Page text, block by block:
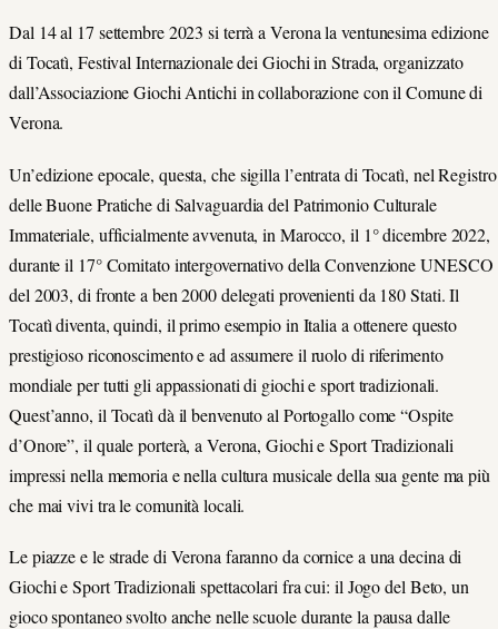
Dal 14 al 17 settembre 2023 si terrà a Verona la ventunesima edizione
di Tocatì, Festival Internazionale dei Giochi in Strada, organizzato
dall’Associazione Giochi Antichi in collaborazione con il Comune di
Verona.
Un’edizione epocale, questa, che sigilla l’entrata di Tocatì, nel Registro
delle Buone Pratiche di Salvaguardia del Patrimonio Culturale
Immateriale, ufficialmente avvenuta, in Marocco, il 1° dicembre 2022,
durante il 17° Comitato intergovernativo della Convenzione UNESCO
del 2003, di fronte a ben 2000 delegati provenienti da 180 Stati. Il
Tocatì diventa, quindi, il primo esempio in Italia a ottenere questo
prestigioso riconoscimento e ad assumere il ruolo di riferimento
mondiale per tutti gli appassionati di giochi e sport tradizionali.
Quest’anno, il Tocatì dà il benvenuto al Portogallo come “Ospite
d’Onore”, il quale porterà, a Verona, Giochi e Sport Tradizionali
impressi nella memoria e nella cultura musicale della sua gente ma più
che mai vivi tra le comunità locali.
Le piazze e le strade di Verona faranno da cornice a una decina di
Giochi e Sport Tradizionali spettacolari fra cui: il Jogo del Beto, un
gioco spontaneo svolto anche nelle scuole durante la pausa dalle